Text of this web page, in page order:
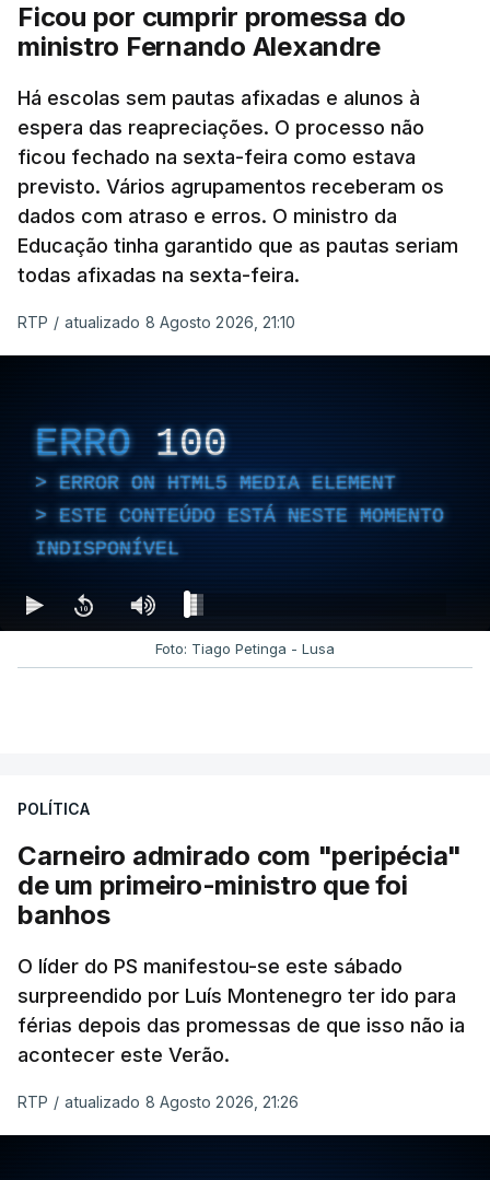
Ficou por cumprir promessa do
ministro Fernando Alexandre
Há escolas sem pautas afixadas e alunos à
espera das reapreciações. O processo não
ficou fechado na sexta-feira como estava
previsto. Vários agrupamentos receberam os
dados com atraso e erros. O ministro da
Educação tinha garantido que as pautas seriam
todas afixadas na sexta-feira.
RTP / atualizado 8 Agosto 2026, 21:10
ERRO 100
ERROR ON HTML5 MEDIA ELEMENT
ESTE CONTEÚDO ESTÁ NESTE MOMENTO
INDISPONÍVEL
Foto: Tiago Petinga - Lusa
POLÍTICA
Carneiro admirado com "peripécia"
de um primeiro-ministro que foi
banhos
O líder do PS manifestou-se este sábado
surpreendido por Luís Montenegro ter ido para
férias depois das promessas de que isso não ia
acontecer este Verão.
RTP / atualizado 8 Agosto 2026, 21:26